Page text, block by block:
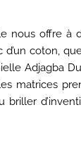
nous offre
coton,
Adjagba
matrices
briller